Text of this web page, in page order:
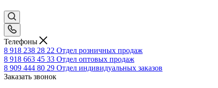
Телефоны
8 918 238 28 22 Отдел розничных продаж
8 918 663 45 33 Отдел оптовых продаж
8 909 444 80 29 Отдел индивидуальных заказов
Заказать звонок